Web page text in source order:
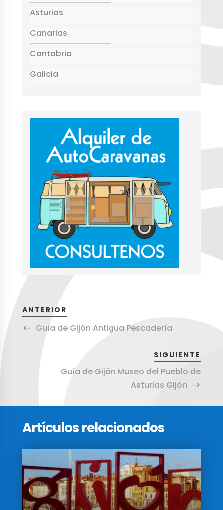
Asturias
Canarias
Cantabria
Galicia
ANTERIOR
Guía de Gijón Antigua Pescadería
SIGUIENTE
Guía de Gijón Museo del Pueblo de
Asturias Gijón
Artículos relacionados